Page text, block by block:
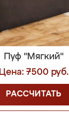
Пуф "Мягкий"
Цена: 7500 руб.
РАССЧИТАТЬ